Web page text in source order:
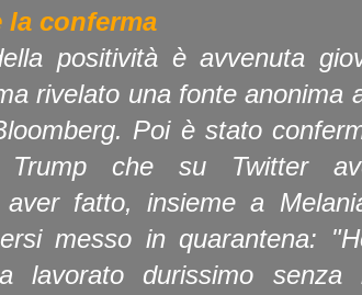
la conferma
positività è avvenuta
rivelato una fonte anonima
Poi è stato
Trump che su Twitter
aver fatto, insieme a
messo in quarantena:
lavorato durissimo senza